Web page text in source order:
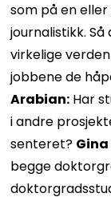
som på en
journalistikk.
virkelige
jobbene de
Arabian: Har
i andre
senteret? Gina
begge